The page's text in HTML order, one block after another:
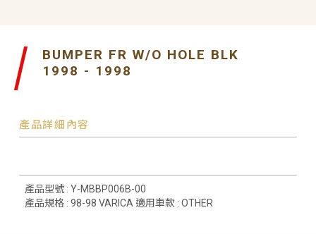
BUMPER FR W/O HOLE BLK
1998 - 1998
產品詳細內容
產品型號 : Y-MBBP006B-00
產品規格 : 98-98 VARICA 適用車款 : OTHER